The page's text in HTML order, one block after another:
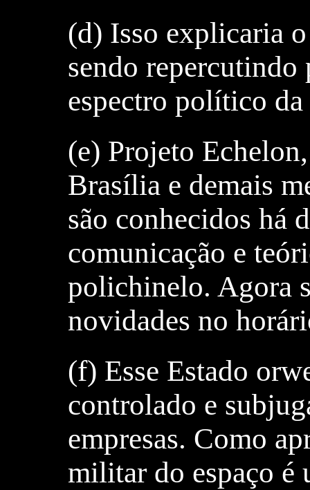
(d) Isso explicaria
sendo repercutindo
espectro político
(e) Projeto
Brasília e demais
são conhecidos há
comunicação e
polichinelo. Agora
novidades no
(f) Esse Estado
controlado e
empresas. Como
militar do espaço é